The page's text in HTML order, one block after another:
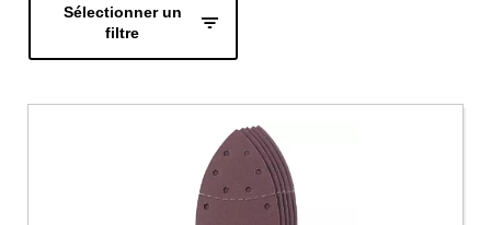
Sélectionner un
filtre